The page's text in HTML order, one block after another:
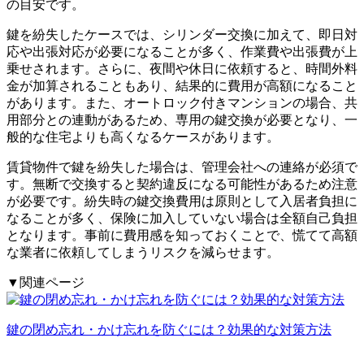
の目安です。
鍵を紛失したケースでは、シリンダー交換に加えて、即日対
応や出張対応が必要になることが多く、作業費や出張費が上
乗せされます。さらに、夜間や休日に依頼すると、時間外料
金が加算されることもあり、結果的に費用が高額になること
があります。また、オートロック付きマンションの場合、共
用部分との連動があるため、専用の鍵交換が必要となり、一
般的な住宅よりも高くなるケースがあります。
賃貸物件で鍵を紛失した場合は、管理会社への連絡が必須で
す。無断で交換すると契約違反になる可能性があるため注意
が必要です。紛失時の鍵交換費用は原則として入居者負担に
なることが多く、保険に加入していない場合は全額自己負担
となります。事前に費用感を知っておくことで、慌てて高額
な業者に依頼してしまうリスクを減らせます。
▼関連ページ
鍵の閉め忘れ・かけ忘れを防ぐには？効果的な対策方法